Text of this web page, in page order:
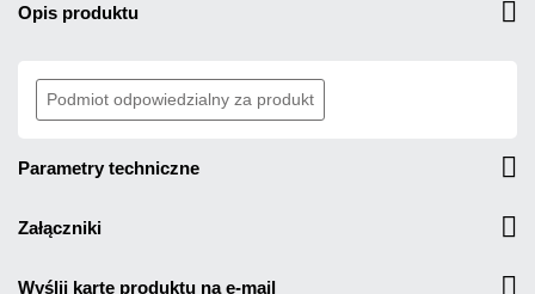
opis produktu
Podmiot odpowiedzialny za produkt
parametry techniczne
załączniki
wyślij kartę produktu na e-mail